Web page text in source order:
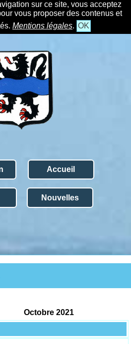
sur ce site, vous acceptez
vous proposer des contenus et
Mentions légales. OK
Accueil
Nouvelles
Octobre 2021